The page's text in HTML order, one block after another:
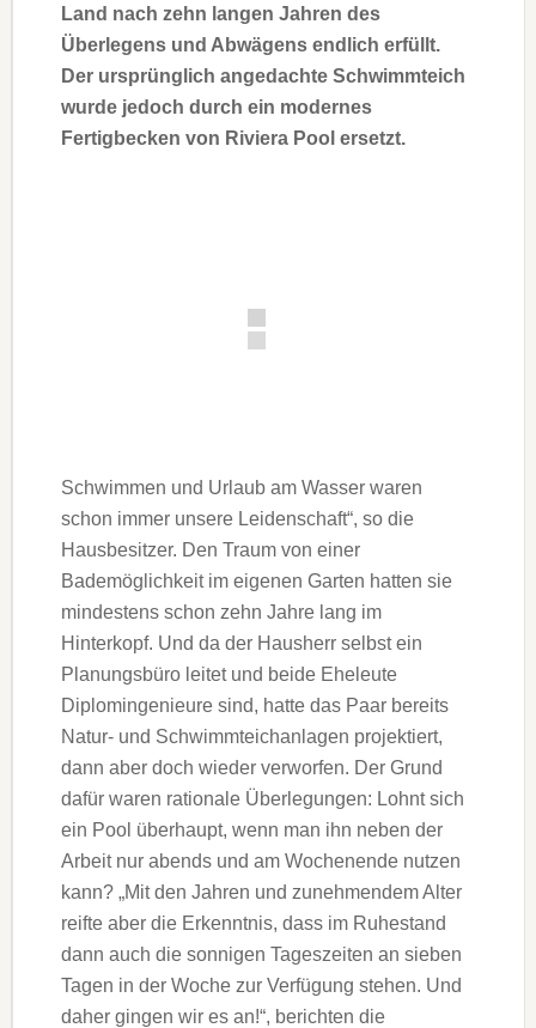
Land nach zehn langen Jahren des
Überlegens und Abwägens endlich erfüllt.
Der ursprünglich angedachte Schwimmteich
wurde jedoch durch ein modernes
Fertigbecken von Riviera Pool ersetzt.
Schwimmen und Urlaub am Wasser waren
schon immer unsere Leidenschaft“, so die
Hausbesitzer. Den Traum von einer
Bademöglichkeit im eigenen Garten hatten sie
mindestens schon zehn Jahre lang im
Hinterkopf. Und da der Hausherr selbst ein
Planungsbüro leitet und beide Eheleute
Diplomingenieure sind, hatte das Paar bereits
Natur- und Schwimmteichanlagen projektiert,
dann aber doch wieder verworfen. Der Grund
dafür waren rationale Überlegungen: Lohnt sich
ein Pool überhaupt, wenn man ihn neben der
Arbeit nur abends und am Wochenende nutzen
kann? „Mit den Jahren und zunehmendem Alter
reifte aber die Erkenntnis, dass im Ruhestand
dann auch die sonnigen Tageszeiten an sieben
Tagen in der Woche zur Verfügung stehen. Und
daher gingen wir es an!“, berichten die